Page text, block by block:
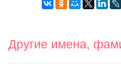
Другие имена,